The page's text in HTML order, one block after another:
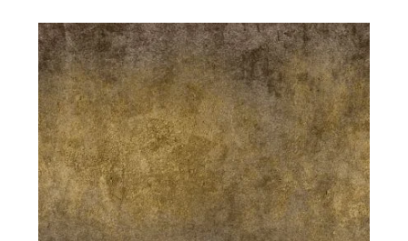
оснащен автоматизированным оборудованием.
Использование сертифицированного сырья и
высококачественных немецких добавок
обеспечивает стабильность характеристик каждой
партиитротуарной плитки и брусчаткипри любых
объемахзаказов.
Сертифицикация по ДСТУ.Вся продукция
соответствует требованиям государственных
стандартов Украины. В собственной лаборатории
заводаплиткапроходит проверки на способность
выдерживать нагрузки, на водонепроницаемость и
стойкость к механическому воздействию.